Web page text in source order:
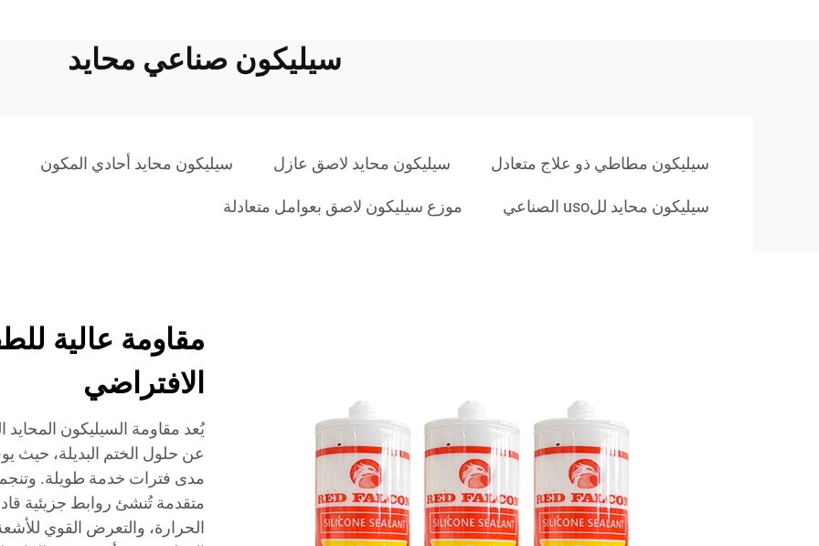
سيليكون صناعي محايد
سيليكون مطاطي ذو علاج متعادل سيليكون محايد لاصق عازل سيليكون محايد أحادي المكون
سيليكون محايد للuso الصناعي موزع سيليكون لاصق بعوامل متعادلة
مقاومة عالية
الافتراضي
يُعد مقاومة السيليكون المحايد
عن حلول الختم البديلة، حيث
مدى فترات خدمة طويلة. وتنجم
متقدمة تُنشئ روابط جزيئية
الحرارة، والتعرض القوي